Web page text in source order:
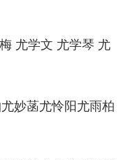
尤学文 尤学琴 尤
妙菡尤怜阳尤雨柏